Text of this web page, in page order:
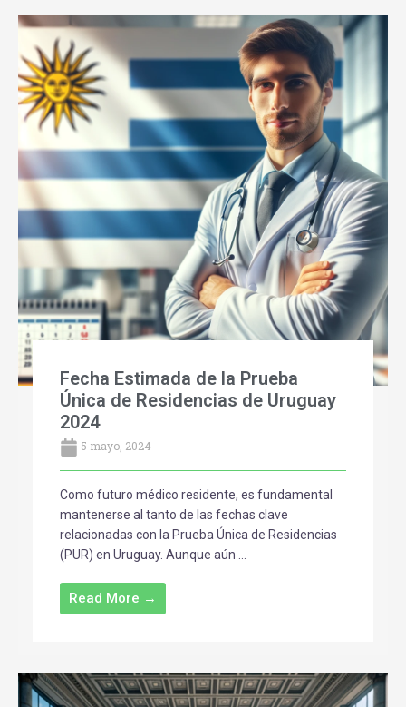
Fecha Estimada de la Prueba
Única de Residencias de Uruguay
2024
5 mayo, 2024
Como futuro médico residente, es fundamental
mantenerse al tanto de las fechas clave
relacionadas con la Prueba Única de Residencias
(PUR) en Uruguay. Aunque aún ...
Read More →